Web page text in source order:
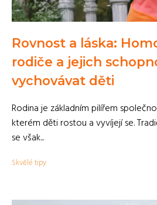
Rovnost a láska:
rodiče a jejich
vychovávat děti
Rodina je základním pilířem
kterém děti rostou a vyvíjejí se.
se však...
Skvělé tipy